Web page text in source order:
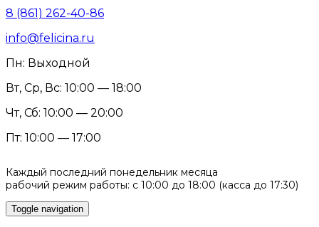
8 (861) 262-40-86
info@felicina.ru
Пн: Выходной
Вт, Ср, Вс: 10:00 — 18:00
Чт, Сб: 10:00 — 20:00
Пт: 10:00 — 17:00
Каждый последний понедельник месяца
рабочий режим работы: с 10:00 до 18:00 (касса до 17:30)
Toggle navigation